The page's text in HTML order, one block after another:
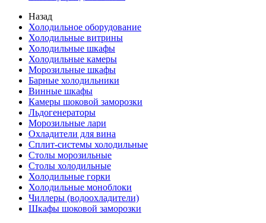
Назад
Холодильное оборудование
Холодильные витрины
Холодильные шкафы
Холодильные камеры
Морозильные шкафы
Барные холодильники
Винные шкафы
Камеры шоковой заморозки
Льдогенераторы
Морозильные лари
Охладители для вина
Сплит-системы холодильные
Столы морозильные
Столы холодильные
Холодильные горки
Холодильные моноблоки
Чиллеры (водоохладители)
Шкафы шоковой заморозки